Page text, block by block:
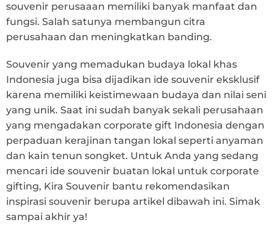
souvenir perusaaan memiliki banyak manfaat dan
fungsi. Salah satunya membangun citra
perusahaan dan meningkatkan banding.
Souvenir yang memadukan budaya lokal khas
Indonesia juga bisa dijadikan ide souvenir eksklusif
karena memiliki keistimewaan budaya dan nilai seni
yang unik. Saat ini sudah banyak sekali perusahaan
yang mengadakan corporate gift Indonesia dengan
perpaduan kerajinan tangan lokal seperti anyaman
dan kain tenun songket. Untuk Anda yang sedang
mencari ide souvenir buatan lokal untuk corporate
gifting, Kira Souvenir bantu rekomendasikan
inspirasi souvenir berupa artikel dibawah ini. Simak
sampai akhir ya!